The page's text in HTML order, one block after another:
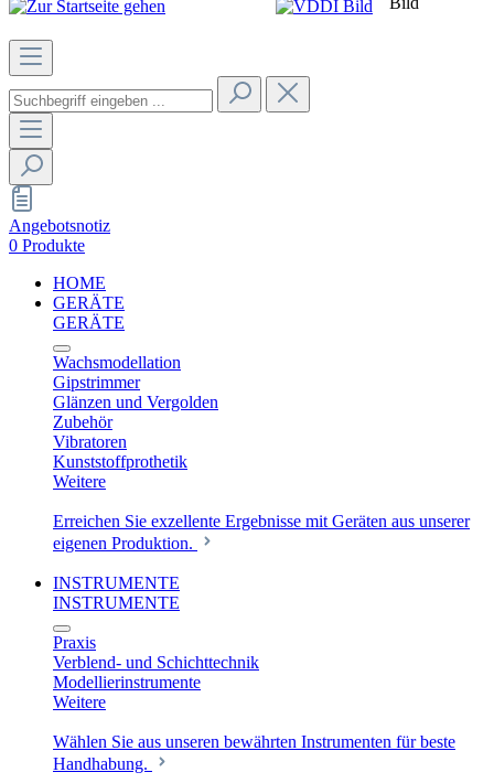
Angebotsnotiz
0 Produkte
HOME
GERÄTE
GERÄTE
Wachsmodellation
Gipstrimmer
Glänzen und Vergolden
Zubehör
Vibratoren
Kunststoffprothetik
Weitere
Erreichen Sie exzellente Ergebnisse mit Geräten aus unserer
eigenen Produktion.
INSTRUMENTE
INSTRUMENTE
Praxis
Verblend- und Schichttechnik
Modellierinstrumente
Weitere
Wählen Sie aus unseren bewährten Instrumenten für beste
Handhabung.